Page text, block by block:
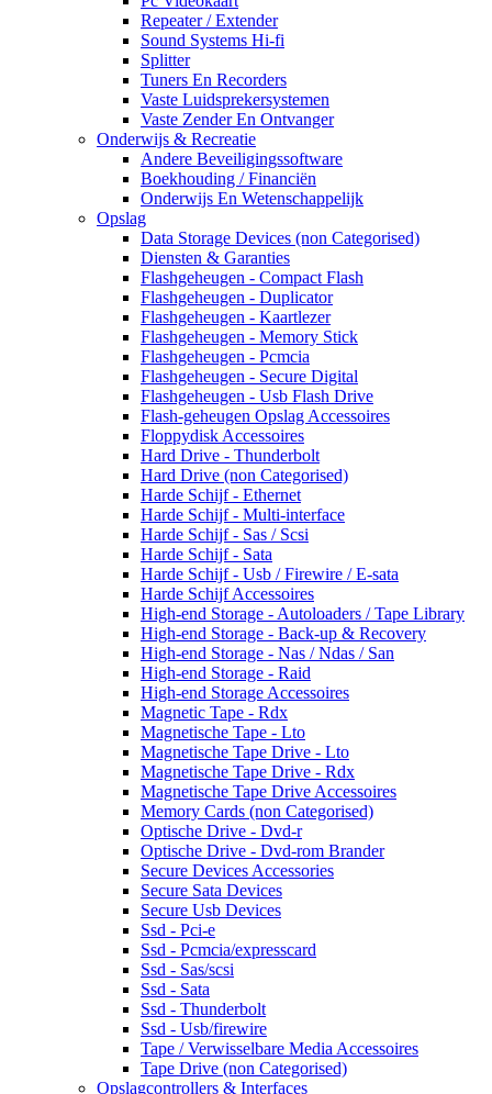
Repeater / Extender
Sound Systems Hi-fi
Splitter
Tuners En Recorders
Vaste Luidsprekersystemen
Vaste Zender En Ontvanger
Onderwijs & Recreatie
Andere Beveiligingssoftware
Boekhouding / Financiën
Onderwijs En Wetenschappelijk
Opslag
Data Storage Devices (non Categorised)
Diensten & Garanties
Flashgeheugen - Compact Flash
Flashgeheugen - Duplicator
Flashgeheugen - Kaartlezer
Flashgeheugen - Memory Stick
Flashgeheugen - Pcmcia
Flashgeheugen - Secure Digital
Flashgeheugen - Usb Flash Drive
Flash-geheugen Opslag Accessoires
Floppydisk Accessoires
Hard Drive - Thunderbolt
Hard Drive (non Categorised)
Harde Schijf - Ethernet
Harde Schijf - Multi-interface
Harde Schijf - Sas / Scsi
Harde Schijf - Sata
Harde Schijf - Usb / Firewire / E-sata
Harde Schijf Accessoires
High-end Storage - Autoloaders / Tape Library
High-end Storage - Back-up & Recovery
High-end Storage - Nas / Ndas / San
High-end Storage - Raid
High-end Storage Accessoires
Magnetic Tape - Rdx
Magnetische Tape - Lto
Magnetische Tape Drive - Lto
Magnetische Tape Drive - Rdx
Magnetische Tape Drive Accessoires
Memory Cards (non Categorised)
Optische Drive - Dvd-r
Optische Drive - Dvd-rom Brander
Secure Devices Accessories
Secure Sata Devices
Secure Usb Devices
Ssd - Pci-e
Ssd - Pcmcia/expresscard
Ssd - Sas/scsi
Ssd - Sata
Ssd - Thunderbolt
Ssd - Usb/firewire
Tape / Verwisselbare Media Accessoires
Tape Drive (non Categorised)
Opslagcontrollers & Interfaces